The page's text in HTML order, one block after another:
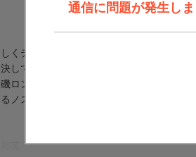
通信に問題が発生し
くデビューし、芸能界を駆け抜けてきた
決して叶わなかった「日本の夏」を満喫す
ロングビーチ」を皮切りに、伝統の技に
ノスタルジックでエモーショナルな夏の